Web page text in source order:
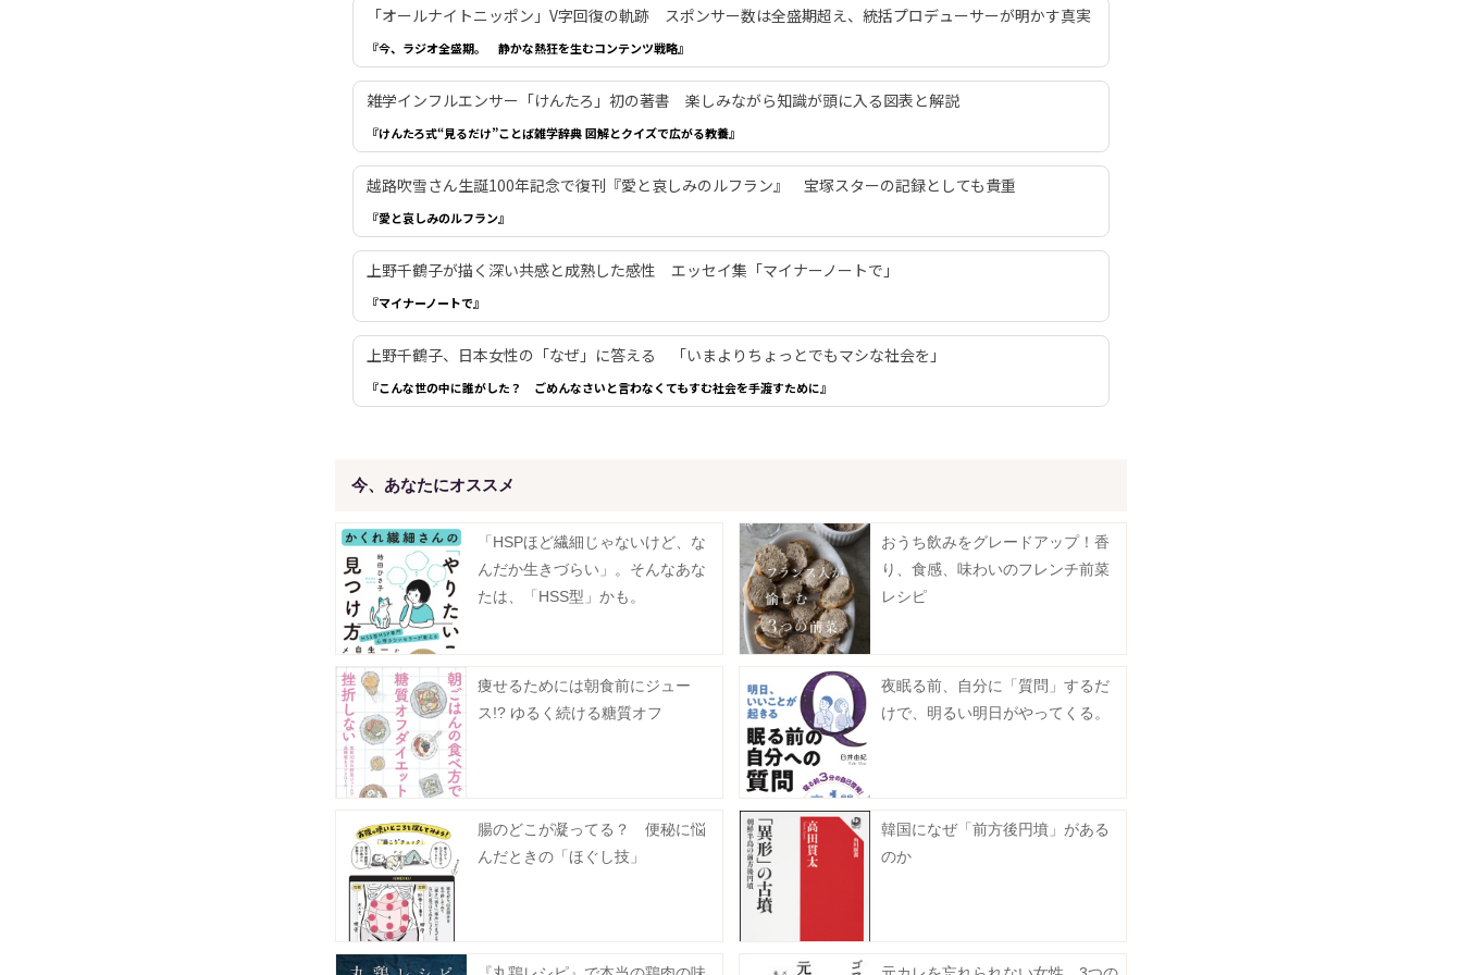
「オールナイトニッポン」V字回復の軌跡 スポンサー数は全盛期超え、統括プロデューサーが明かす真実
『今、ラジオ全盛期。 静かな熱狂を生むコンテンツ戦略』
雑学インフルエンサー「けんたろ」初の著書 楽しみながら知識が頭に入る図表と解説
『けんたろ式“見るだけ”ことば雑学辞典 図解とクイズで広がる教養』
越路吹雪さん生誕100年記念で復刊『愛と哀しみのルフラン』 宝塚スターの記録としても貴重
『愛と哀しみのルフラン』
上野千鶴子が描く深い共感と成熟した感性 エッセイ集「マイナーノートで」
『マイナーノートで』
上野千鶴子、日本女性の「なぜ」に答える 「いまよりちょっとでもマシな社会を」
『こんな世の中に誰がした？ ごめんなさいと言わなくてもすむ社会を手渡すために』
今、あなたにオススメ
「HSPほど繊細じゃないけど、な
んだか生きづらい」。そんなあな
たは、「HSS型」かも。
おうち飲みをグレードアップ！香
り、食感、味わいのフレンチ前菜
レシピ
痩せるためには朝食前にジュー
ス!? ゆるく続ける糖質オフ
夜眠る前、自分に「質問」するだ
けで、明るい明日がやってくる。
腸のどこが凝ってる？ 便秘に悩
んだときの「ほぐし技」
韓国になぜ「前方後円墳」がある
のか